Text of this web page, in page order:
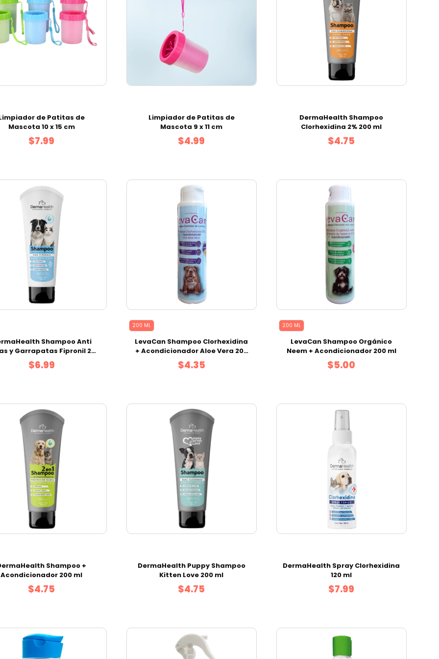
de Patitas de
Mascota 10 x 15 cm
$7.99
Limpiador de Patitas de
Mascota 9 x 11 cm
$4.99
DermaHealth Shampoo
Clorhexidina 2% 200 ml
$4.75
Shampoo Anti
y Garrapatas Fipronil 200
ml
$6.99
200 ML
LevaCan Shampoo Clorhexidina
+ Acondicionador Aloe Vera 200
ml
$4.35
200 ML
LevaCan Shampoo Orgánico
Neem + Acondicionador 200 ml
$5.00
Shampoo +
Acondicionador 200 ml
$4.75
DermaHealth Puppy Shampoo
Kitten Love 200 ml
$4.75
DermaHealth Spray Clorhexidina
120 ml
$7.99